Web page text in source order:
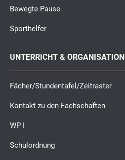
Bewegte Pause
Sporthelfer
UNTERRICHT & ORGANISATION
Fächer/Stundentafel/Zeitraster
Kontakt zu den Fachschaften
WP I
Schulordnung